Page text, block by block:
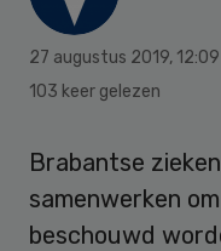
27 augustus 2019, 12:09
103 keer gelezen
Brabantse
samenwerken
beschouwd